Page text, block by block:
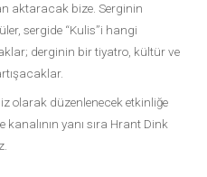
aktaracak bize. Serginin
sergide “Kulis”i hangi
derginin bir tiyatro, kültür ve
olarak düzenlenecek etkinliğe
kanalının yanı sıra Hrant Dink